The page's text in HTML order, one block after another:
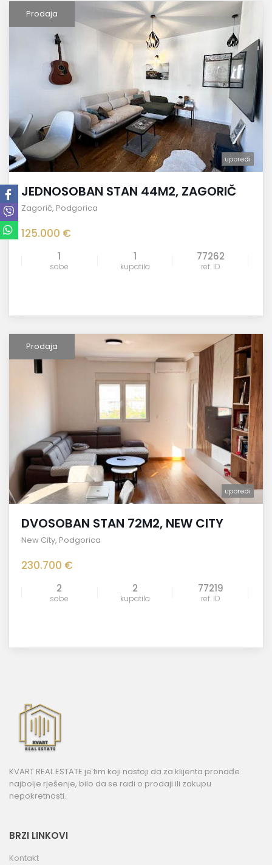
Prodaja
uporedi
JEDNOSOBAN STAN 44M2, ZAGORIČ
Zagorič, Podgorica
125.000 €
1
sobe
1
kupatila
77262
ref. ID
Prodaja
uporedi
DVOSOBAN STAN 72M2, NEW CITY
New City, Podgorica
230.700 €
2
sobe
2
kupatila
77219
ref. ID
KVART REAL ESTATE je tim koji nastoji da za klijenta pronađe
najbolje rješenje, bilo da se radi o prodaji ili zakupu
nepokretnosti.
BRZI LINKOVI
Kontakt